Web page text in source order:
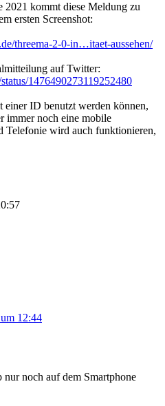
2021 kommt diese Meldung zu
ersten Screenshot:
threema-2-0-in…itaet-aussehen/
auf Twitter:
1476490273119252480
einer ID benutzt werden können,
immer noch eine mobile
Telefonie wird auch funktionieren,
12:44
noch auf dem Smartphone